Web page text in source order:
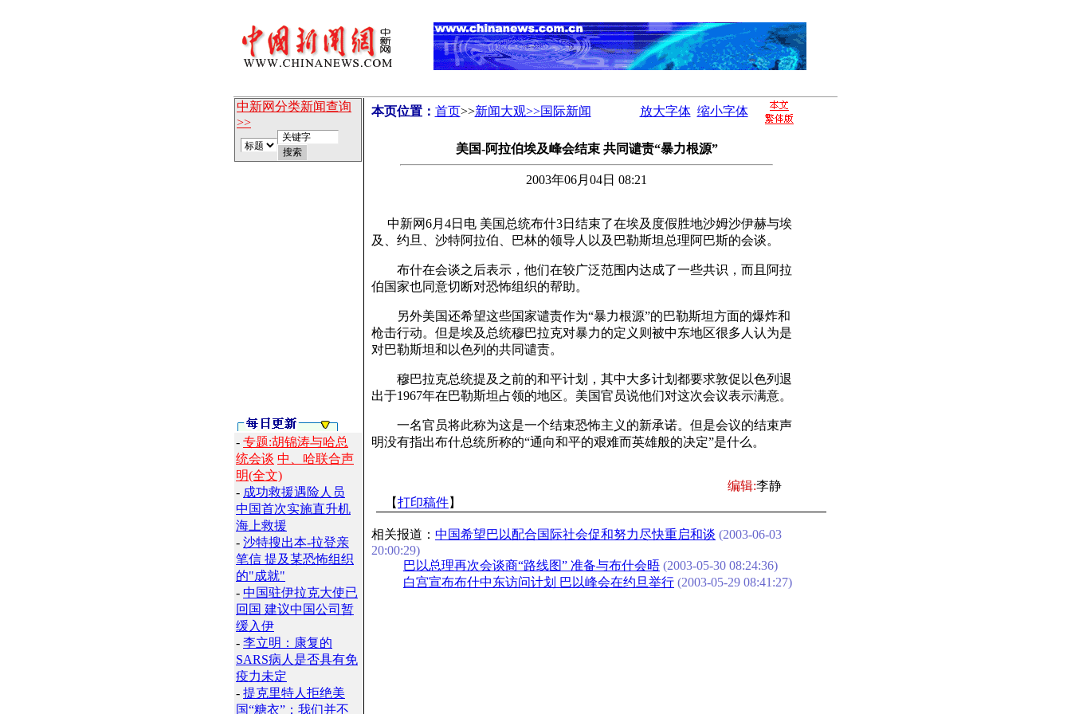
中新网分类新闻查询
>>
- 专题:胡锦涛与哈总
统会谈 中、哈联合声
明(全文)
- 成功救援遇险人员
中国首次实施直升机
海上救援
- 沙特搜出本-拉登亲
笔信 提及某恐怖组织
的"成就"
- 中国驻伊拉克大使已
回国 建议中国公司暂
缓入伊
- 李立明：康复的
SARS病人是否具有免
疫力未定
- 提克里特人拒绝美
国“糖衣”：我们并不
本页位置： 首页>>新闻大观>>国际新闻 放大字体 缩小字体
美国-阿拉伯埃及峰会结束 共同谴责“暴力根源”
2003年06月04日 08:21
中新网6月4日电 美国总统布什3日结束了在埃及度假胜地沙姆沙伊赫与埃
及、约旦、沙特阿拉伯、巴林的领导人以及巴勒斯坦总理阿巴斯的会谈。
布什在会谈之后表示，他们在较广泛范围内达成了一些共识，而且阿拉
伯国家也同意切断对恐怖组织的帮助。
另外美国还希望这些国家谴责作为“暴力根源”的巴勒斯坦方面的爆炸和
枪击行动。但是埃及总统穆巴拉克对暴力的定义则被中东地区很多人认为是
对巴勒斯坦和以色列的共同谴责。
穆巴拉克总统提及之前的和平计划，其中大多计划都要求敦促以色列退
出于1967年在巴勒斯坦占领的地区。美国官员说他们对这次会议表示满意。
一名官员将此称为这是一个结束恐怖主义的新承诺。但是会议的结束声
明没有指出布什总统所称的“通向和平的艰难而英雄般的决定”是什么。
编辑:李静
【打印稿件】
相关报道： 中国希望巴以配合国际社会促和努力尽快重启和谈 (2003-06-03
20:00:29)
巴以总理再次会谈商“路线图” 准备与布什会晤 (2003-05-30 08:24:36)
白宫宣布布什中东访问计划 巴以峰会在约旦举行 (2003-05-29 08:41:27)